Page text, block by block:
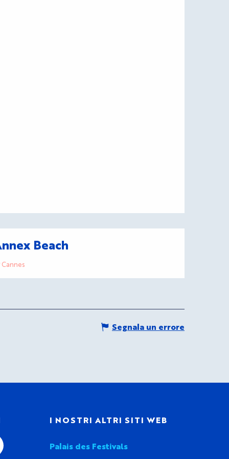
Beach
Cannes
Segnala un errore
I NOSTRI ALTRI SITI WEB
Palais des Festivals